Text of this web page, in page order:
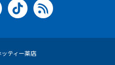
ティー薬店